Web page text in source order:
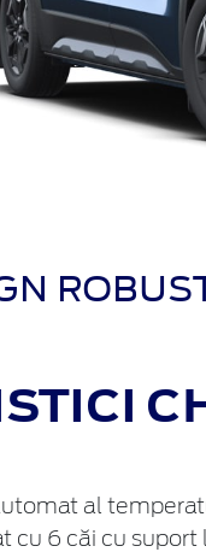
al
cu 6 căi cu suport